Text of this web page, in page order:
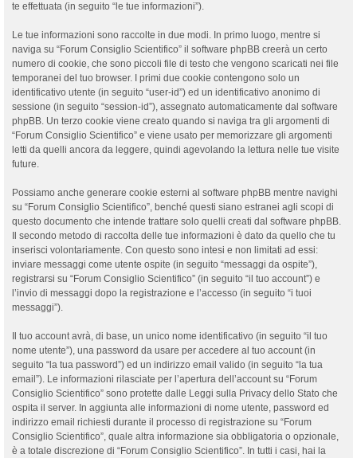
te effettuata (in seguito “le tue informazioni”).
Le tue informazioni sono raccolte in due modi. In primo luogo, mentre si
naviga su “Forum Consiglio Scientifico” il software phpBB creerà un certo
numero di cookie, che sono piccoli file di testo che vengono scaricati nei file
temporanei del tuo browser. I primi due cookie contengono solo un
identificativo utente (in seguito “user-id”) ed un identificativo anonimo di
sessione (in seguito “session-id”), assegnato automaticamente dal software
phpBB. Un terzo cookie viene creato quando si naviga tra gli argomenti di
“Forum Consiglio Scientifico” e viene usato per memorizzare gli argomenti
letti da quelli ancora da leggere, quindi agevolando la lettura nelle tue visite
future.
Possiamo anche generare cookie esterni al software phpBB mentre navighi
su “Forum Consiglio Scientifico”, benché questi siano estranei agli scopi di
questo documento che intende trattare solo quelli creati dal software phpBB.
Il secondo metodo di raccolta delle tue informazioni è dato da quello che tu
inserisci volontariamente. Con questo sono intesi e non limitati ad essi:
inviare messaggi come utente ospite (in seguito “messaggi da ospite”),
registrarsi su “Forum Consiglio Scientifico” (in seguito “il tuo account”) e
l’invio di messaggi dopo la registrazione e l’accesso (in seguito “i tuoi
messaggi”).
Il tuo account avrà, di base, un unico nome identificativo (in seguito “il tuo
nome utente”), una password da usare per accedere al tuo account (in
seguito “la tua password”) ed un indirizzo email valido (in seguito “la tua
email”). Le informazioni rilasciate per l’apertura dell’account su “Forum
Consiglio Scientifico” sono protette dalle Leggi sulla Privacy dello Stato che
ospita il server. In aggiunta alle informazioni di nome utente, password ed
indirizzo email richiesti durante il processo di registrazione su “Forum
Consiglio Scientifico”, quale altra informazione sia obbligatoria o opzionale,
è a totale discrezione di “Forum Consiglio Scientifico”. In tutti i casi, hai la